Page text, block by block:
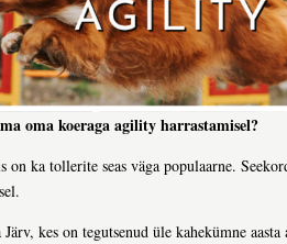
oma koeraga agility harrastamisel?
ka tollerite seas väga populaarne.
kes on tegutsenud üle kahekümne